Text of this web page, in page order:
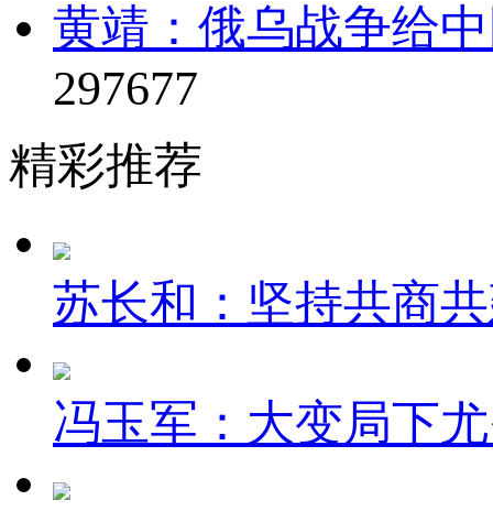
黄靖：俄乌战争给
297677
精彩推荐
苏长和：坚持共商
冯玉军：大变局下